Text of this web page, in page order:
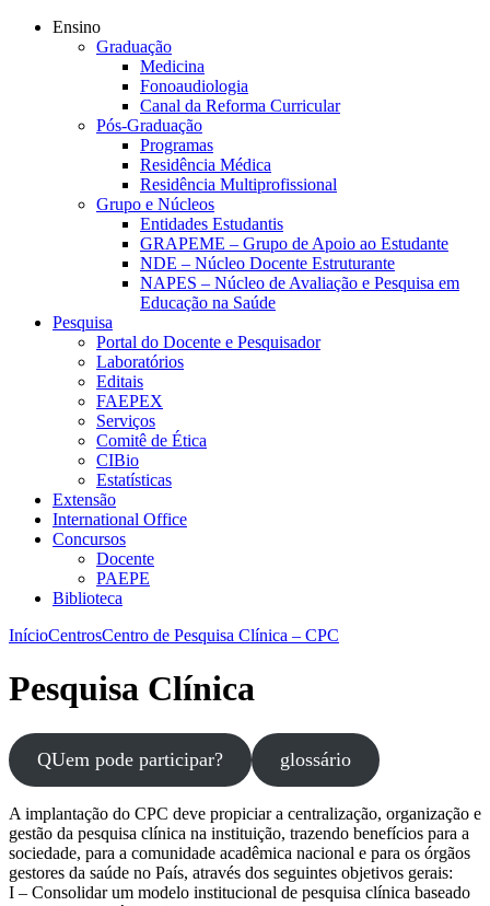
Ensino
Graduação
Medicina
Fonoaudiologia
Canal da Reforma Curricular
Pós-Graduação
Programas
Residência Médica
Residência Multiprofissional
Grupo e Núcleos
Entidades Estudantis
GRAPEME – Grupo de Apoio ao Estudante
NDE – Núcleo Docente Estruturante
NAPES – Núcleo de Avaliação e Pesquisa em
Educação na Saúde
Pesquisa
Portal do Docente e Pesquisador
Laboratórios
Editais
FAEPEX
Serviços
Comitê de Ética
CIBio
Estatísticas
Extensão
International Office
Concursos
Docente
PAEPE
Biblioteca
InícioCentrosCentro de Pesquisa Clínica – CPC
Pesquisa Clínica
QUem pode participar? glossário
A implantação do CPC deve propiciar a centralização, organização e
gestão da pesquisa clínica na instituição, trazendo benefícios para a
sociedade, para a comunidade acadêmica nacional e para os órgãos
gestores da saúde no País, através dos seguintes objetivos gerais:
I – Consolidar um modelo institucional de pesquisa clínica baseado